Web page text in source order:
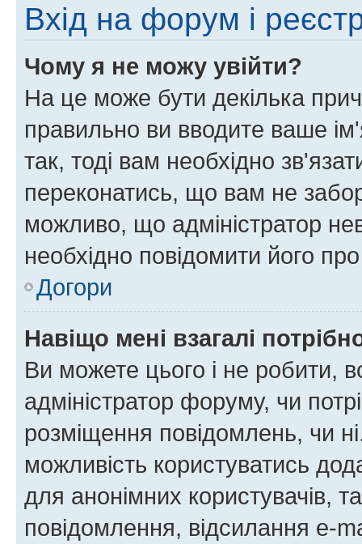
Вхід на форум і
Чому я не можу увійти?
На це може бути декілька
правильно ви вводите ваше
так, тоді вам необхідно
переконатись, що вам не
можливо, що адміністратор
необхідно повідомити його
Догори
Навіщо мені взагалі
Ви можете цього і не робити,
адміністратор форуму, чи
розміщення повідомлень, чи
можливість користуватись
для анонімних користувачів,
повідомлення, відсилання e-